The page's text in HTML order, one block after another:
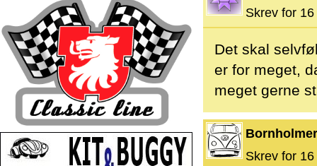
Skrev for
Det skal
er for meget,
meget gerne
Bornholmer
Skrev for